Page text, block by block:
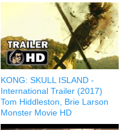
KONG: SKULL ISLAND -
International Trailer (2017)
Tom Hiddleston, Brie Larson
Monster Movie HD